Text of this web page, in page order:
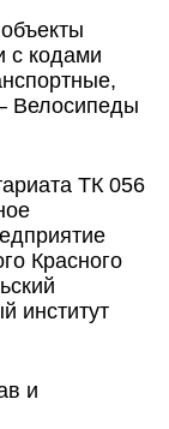
с кодами
Велосипеды
ТК 056
Красного
институт
и